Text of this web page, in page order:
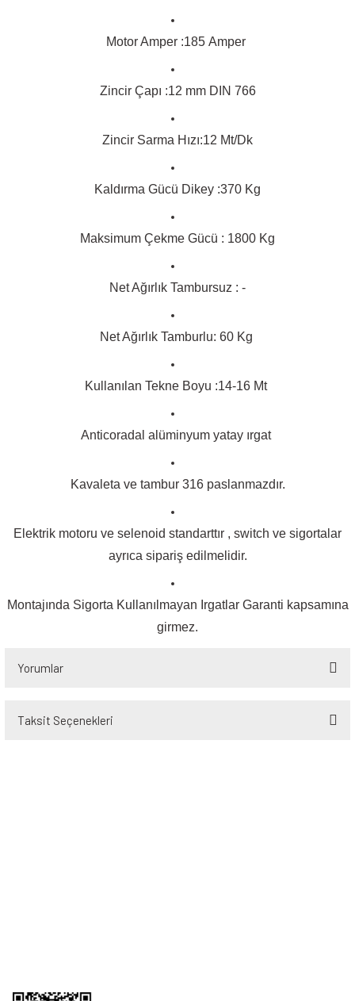
Motor Amper :185 Amper
Zincir Çapı :12 mm DIN 766
Zincir Sarma Hızı:12 Mt/Dk
Kaldırma Gücü Dikey :370 Kg
Maksimum Çekme Gücü : 1800 Kg
Net Ağırlık Tambursuz : -
Net Ağırlık Tamburlu: 60 Kg
Kullanılan Tekne Boyu :14-16 Mt
Anticoradal alüminyum yatay ırgat
Kavaleta ve tambur 316 paslanmazdır.
Elektrik motoru ve selenoid standarttır , switch ve sigortalar
ayrıca sipariş edilmelidir.
Montajında Sigorta Kullanılmayan Irgatlar Garanti kapsamına
girmez.
Yorumlar
Taksit Seçenekleri